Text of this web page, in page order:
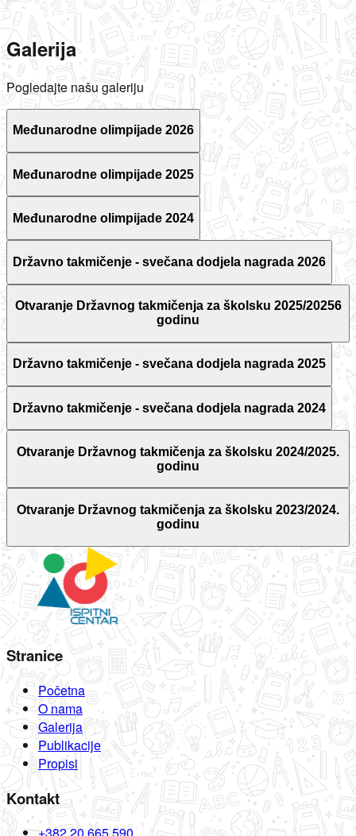
Galerija
Pogledajte našu galeriju
Međunarodne olimpijade 2026
Međunarodne olimpijade 2025
Međunarodne olimpijade 2024
Državno takmičenje - svečana dodjela nagrada 2026
Otvaranje Državnog takmičenja za školsku 2025/20256
godinu
Državno takmičenje - svečana dodjela nagrada 2025
Državno takmičenje - svečana dodjela nagrada 2024
Otvaranje Državnog takmičenja za školsku 2024/2025.
godinu
Otvaranje Državnog takmičenja za školsku 2023/2024.
godinu
Stranice
Početna
O nama
Galerija
Publikacije
Propisi
Kontakt